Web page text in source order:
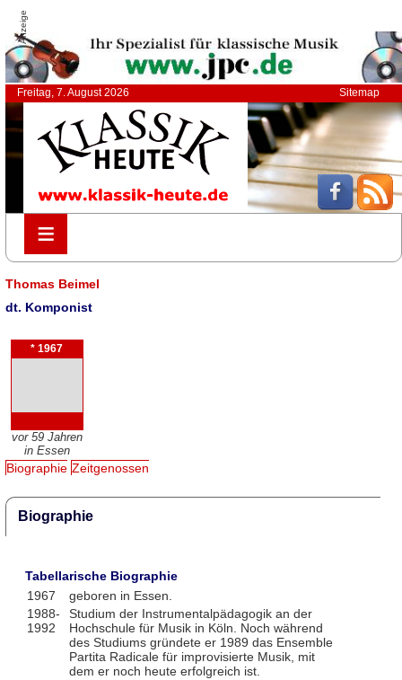
Anzeige
Freitag, 7. August 2026 Sitemap
≡
≡
Thomas Beimel
dt. Komponist
* 1967
vor 59 Jahren
in Essen
Biographie Zeitgenossen
Biographie
Tabellarische Biographie
1967
geboren in Essen.
1988-
1992
Studium der Instrumentalpädagogik an der
Hochschule für Musik in Köln. Noch während
des Studiums gründete er 1989 das Ensemble
Partita Radicale für improvisierte Musik, mit
dem er noch heute erfolgreich ist.